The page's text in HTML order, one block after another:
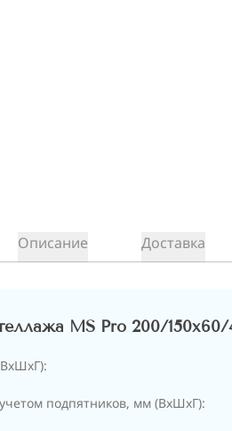
Описание Доставка
MS Pro 200/
подпятников, мм (ВхШхГ):